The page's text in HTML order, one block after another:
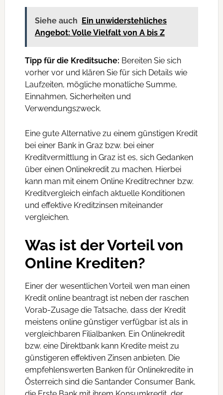
Siehe auch Ein unwiderstehliches
Angebot: Volle Vielfalt von A bis Z
Tipp für die Kreditsuche: Bereiten Sie sich
vorher vor und klären Sie für sich Details wie
Laufzeiten, mögliche monatliche Summe,
Einnahmen, Sicherheiten und
Verwendungszweck.
Eine gute Alternative zu einem günstigen Kredit
bei einer Bank in Graz bzw. bei einer
Kreditvermittlung in Graz ist es, sich Gedanken
über einen Onlinekredit zu machen. Hierbei
kann man mit einem Online Kreditrechner bzw.
Kreditvergleich einfach aktuelle Konditionen
und effektive Kreditzinsen miteinander
vergleichen.
Was ist der Vorteil von
Online Krediten?
Einer der wesentlichen Vorteil wen man einen
Kredit online beantragt ist neben der raschen
Vorab-Zusage die Tatsache, dass der Kredit
meistens online günstiger verfügbar ist als in
vergleichbaren Filialbanken. Ein Onlinekredit
bzw. eine Direktbank kann Kredite meist zu
günstigeren effektiven Zinsen anbieten. Die
empfehlenswerten Banken für Onlinekredite in
Österreich sind die Santander Consumer Bank,